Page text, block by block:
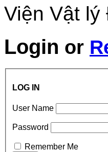
Viện Vật
Login or
LOG IN
User Name
Password
Remember Me